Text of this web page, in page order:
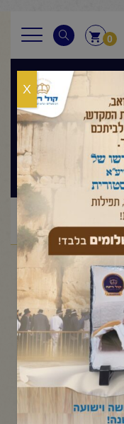
0
הלכה ותניא יומי
ט' כסלו תשפ"ה
העיניים-
דצמבר 18, 2024
X